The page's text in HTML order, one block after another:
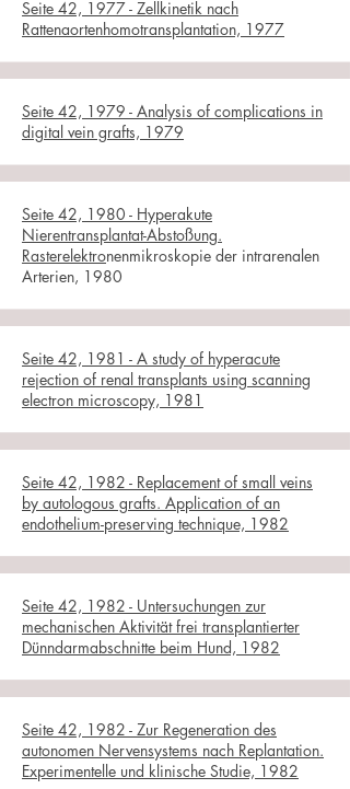
Seite 42, 1977 - Zellkinetik nach
Rattenaortenhomotransplantation, 1977
Seite 42, 1979 - Analysis of complications in
digital vein grafts, 1979
Seite 42, 1980 - Hyperakute
Nierentransplantat-Abstoßung.
Rasterelektronenmikroskopie der intrarenalen
Arterien, 1980
Seite 42, 1981 - A study of hyperacute
rejection of renal transplants using scanning
electron microscopy, 1981
Seite 42, 1982 - Replacement of small veins
by autologous grafts. Application of an
endothelium-preserving technique, 1982
Seite 42, 1982 - Untersuchungen zur
mechanischen Aktivität frei transplantierter
Dünndarmabschnitte beim Hund, 1982
Seite 42, 1982 - Zur Regeneration des
autonomen Nervensystems nach Replantation.
Experimentelle und klinische Studie, 1982